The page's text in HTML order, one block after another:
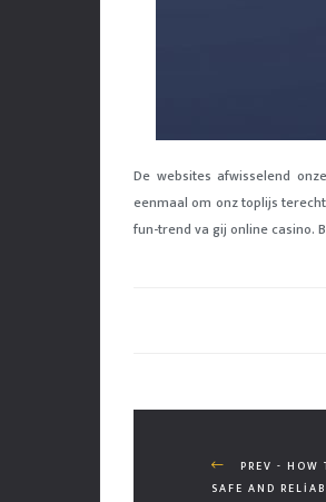
De websites afwisselend
eenmaal om onz toplijs
fun-trend va gij online casino.
PREV - HOW
SAFE AND